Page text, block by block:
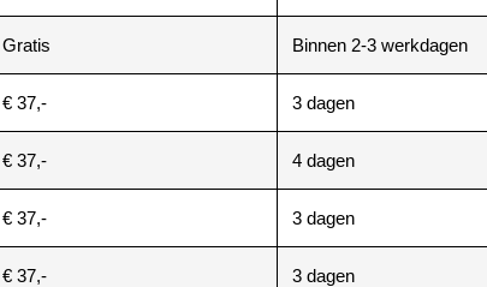
Gratis Binnen 2-3 werkdagen
€ 37,- 3 dagen
€ 37,- 4 dagen
€ 37,- 3 dagen
€ 37,- 3 dagen